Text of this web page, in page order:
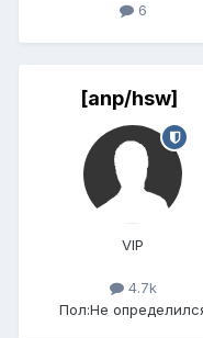
6
[anp/hsw]
VIP
4.7k
Пол:Не